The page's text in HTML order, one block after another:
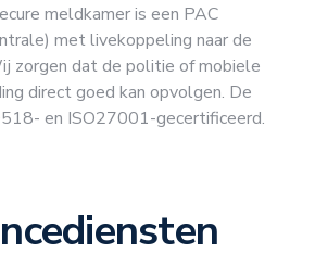
meldkamer is een PAC
met livekoppeling naar de
zorgen dat de politie of mobiele
direct goed kan opvolgen. De
en ISO27001-gecertificeerd.